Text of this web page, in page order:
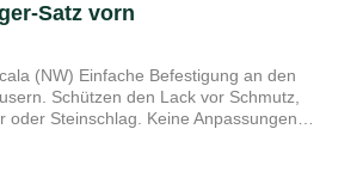
Satz vorn
Schmutz,
Keine Anpassungen